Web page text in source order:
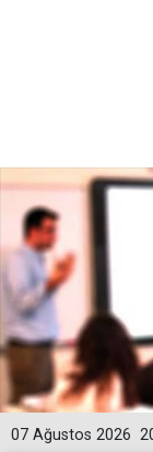
07 Ağustos 2026